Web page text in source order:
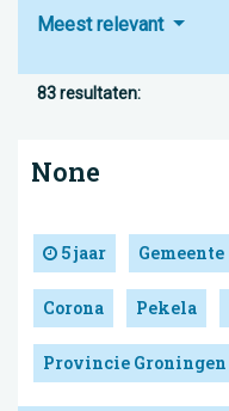
Meest relevant
83 resultaten:
None
5 jaar Gemeente
Corona Pekela
Provincie Groningen